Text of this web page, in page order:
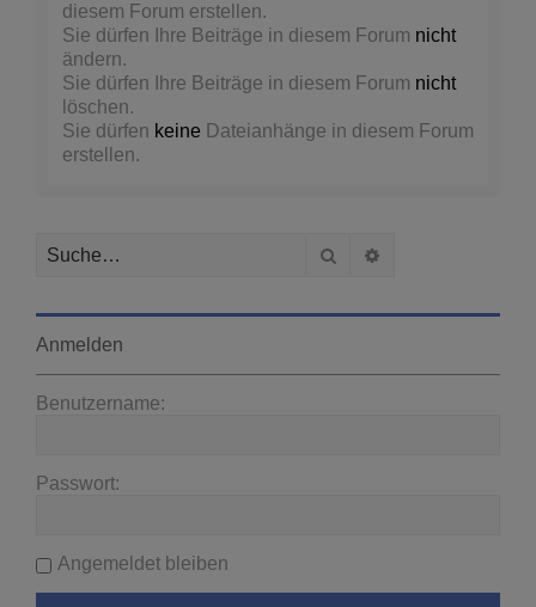
diesem Forum erstellen.
Sie dürfen Ihre Beiträge in diesem Forum nicht
ändern.
Sie dürfen Ihre Beiträge in diesem Forum nicht
löschen.
Sie dürfen keine Dateianhänge in diesem Forum
erstellen.
Suche
Anmelden
Benutzername:
Passwort:
Angemeldet bleiben